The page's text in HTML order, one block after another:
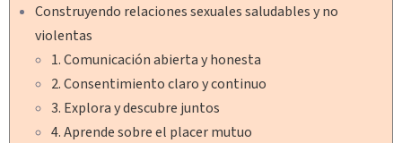
Construyendo relaciones sexuales saludables y no
violentas
1. Comunicación abierta y honesta
2. Consentimiento claro y continuo
3. Explora y descubre juntos
4. Aprende sobre el placer mutuo